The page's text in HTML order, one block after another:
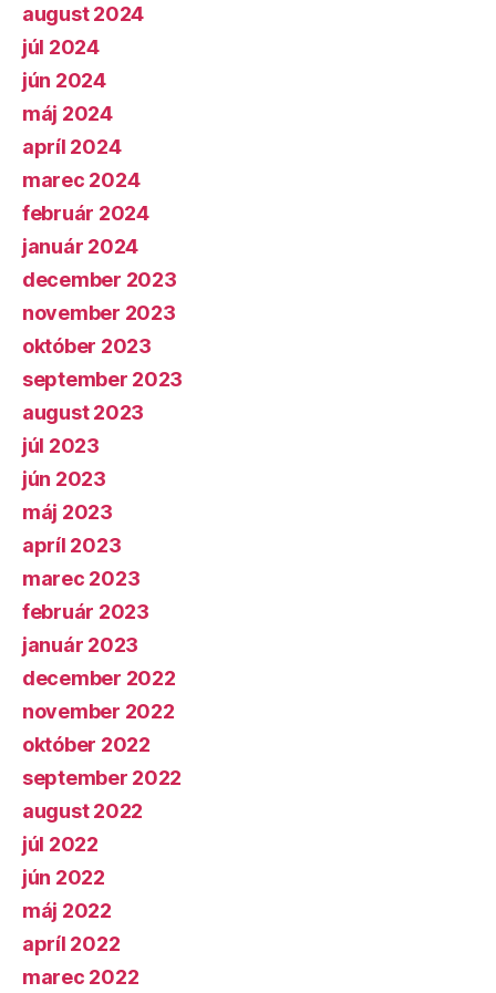
august 2024
júl 2024
jún 2024
máj 2024
apríl 2024
marec 2024
február 2024
január 2024
december 2023
november 2023
október 2023
september 2023
august 2023
júl 2023
jún 2023
máj 2023
apríl 2023
marec 2023
február 2023
január 2023
december 2022
november 2022
október 2022
september 2022
august 2022
júl 2022
jún 2022
máj 2022
apríl 2022
marec 2022